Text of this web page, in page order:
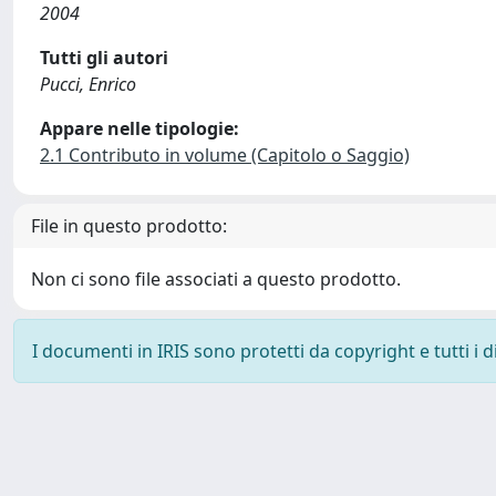
2004
Tutti gli autori
Pucci, Enrico
Appare nelle tipologie:
2.1 Contributo in volume (Capitolo o Saggio)
File in questo prodotto:
Non ci sono file associati a questo prodotto.
I documenti in IRIS sono protetti da copyright e tutti i